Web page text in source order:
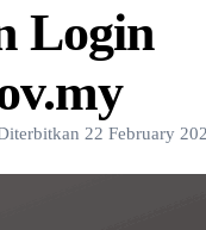
Login
22 February